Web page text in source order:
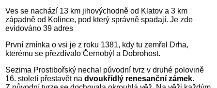
Ves se nachází 13 km jihovýchodně od Klatov a 3 km
západně od Kolince, pod který správně spadají. Je zde
evidováno 39 adres
První zmínka o vsi je z roku 1381, kdy tu zemřel Drha,
kterému se přezdívalo Černobýl a Dobrohost.
Sezima Prostibořský nechal původní tvrz v druhé polovině
16. století přestavět nadvoukřídlý renesanční zámek.